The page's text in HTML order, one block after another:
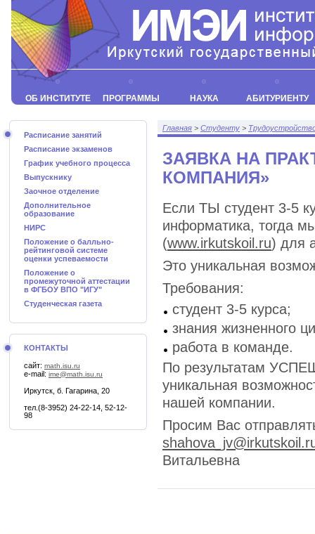
ОБ ИНСТИТУТЕ ПРОГРАММЫ НАУКА АБИТУРИЕНТУ
Расписание занятий
Расписание экзаменов
График учебного процесса
Выпускнику
Заочное отделение
Дополнительное
образование
НИРС
Положение о балльно-
рейтинговой системе
оценки успеваемости
Положение о
промежуточной аттестации
в ФГБОУ ВПО "ИГУ"
Студенческая газета
КОНТАКТЫ
сайт: math.isu.ru
e-mail: ime@math.isu.ru
Иркутск, б. Гагарина, 20
тел.(8-3952) 24-22-14, 52-12-
98
Главная > Студенту >
ЗАЯВКА НА
КОМПАНИЯ»
Если ТЫ студент 3-5
информатика, тогда
(www.irkutskoil.ru) для
Это уникальная
Требования:
студент 3-5 курса;
знания жизненного
работа в команде.
По результатам
уникальная
нашей компании.
Просим Вас
Витальевна